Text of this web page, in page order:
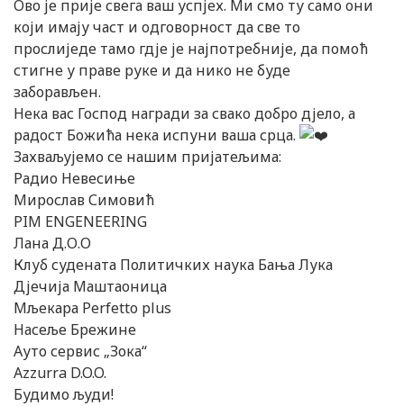
Ово је прије свега ваш успјех. Ми смо ту само они
који имају част и одговорност да све то
прослиједе тамо гдје је најпотребније, да помоћ
стигне у праве руке и да нико не буде
заборављен.
Нека вас Господ награди за свако добро дјело, а
радост Божића нека испуни ваша срца.
Захваљујемо се нашим пријатељима:
Радио Невесиње
Мирослав Симовић
PIM ENGENEERING
Лана Д.О.О
Клуб судената Политичких наука Бања Лука
Дјечија Маштаоница
Мљекара Perfetto plus
Насеље Брежине
Ауто сервис „Зока“
Azzurra D.O.O.
Будимо људи!